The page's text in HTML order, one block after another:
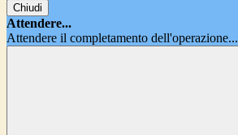
Chiudi
Attendere...
Attendere il completamento dell'operazione...